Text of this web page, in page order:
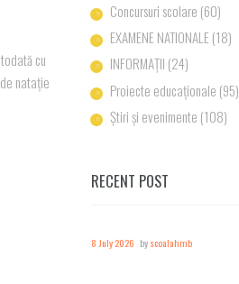
cu
natație
Concursuri scolare (60)
EXAMENE NATIONALE (18)
INFORMAȚII (24)
Proiecte educaționale (95)
Știri și evenimente (108)
RECENT POST
8 July 2026 byscoalahmb